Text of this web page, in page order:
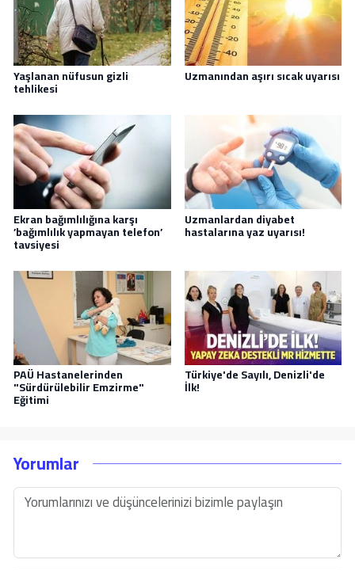
Yaşlanan nüfusun gizli
tehlikesi
Uzmanından aşırı sıcak uyarısı
Ekran bağımlılığına karşı
’bağımlılık yapmayan telefon’
tavsiyesi
Uzmanlardan diyabet
hastalarına yaz uyarısı!
PAÜ Hastanelerinden
"Sürdürülebilir Emzirme"
Eğitimi
Türkiye'de Sayılı, Denizli'de
İlk!
Yorumlar